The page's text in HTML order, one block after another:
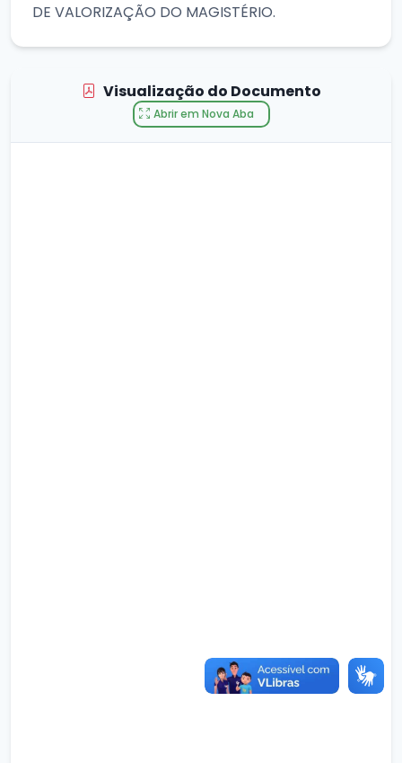
DE VALORIZAÇÃO DO MAGISTÉRIO.
Visualização do Documento
Abrir em Nova Aba